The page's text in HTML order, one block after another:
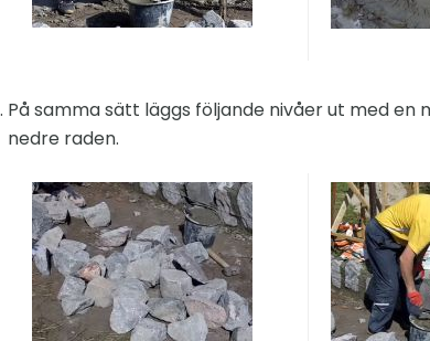
På samma sätt läggs följande nivåer ut med en
nedre raden.